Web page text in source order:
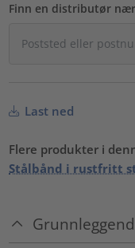
Finn en distributør
Last ned
Flere produkter i
Stålbånd i rustfritt